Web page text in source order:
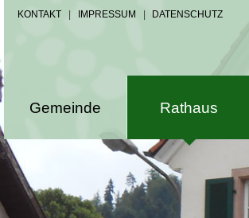
KONTAKT IMPRESSUM DATENSCHUTZ
Gemeinde Rathaus